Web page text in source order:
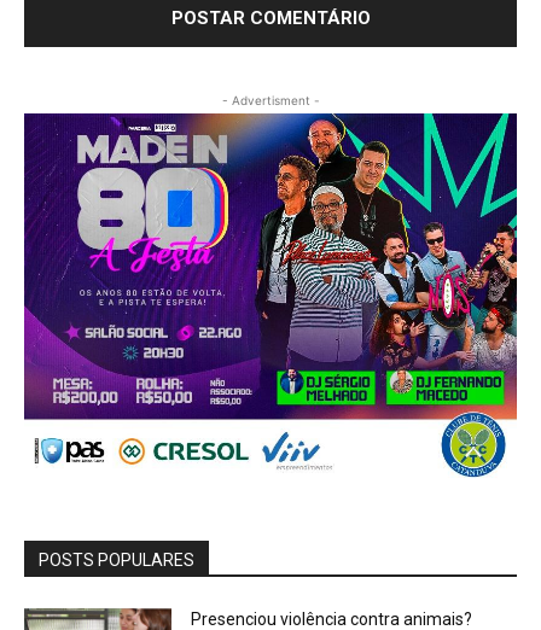
- Advertisment -
POSTS POPULARES
Presenciou violência contra animais?